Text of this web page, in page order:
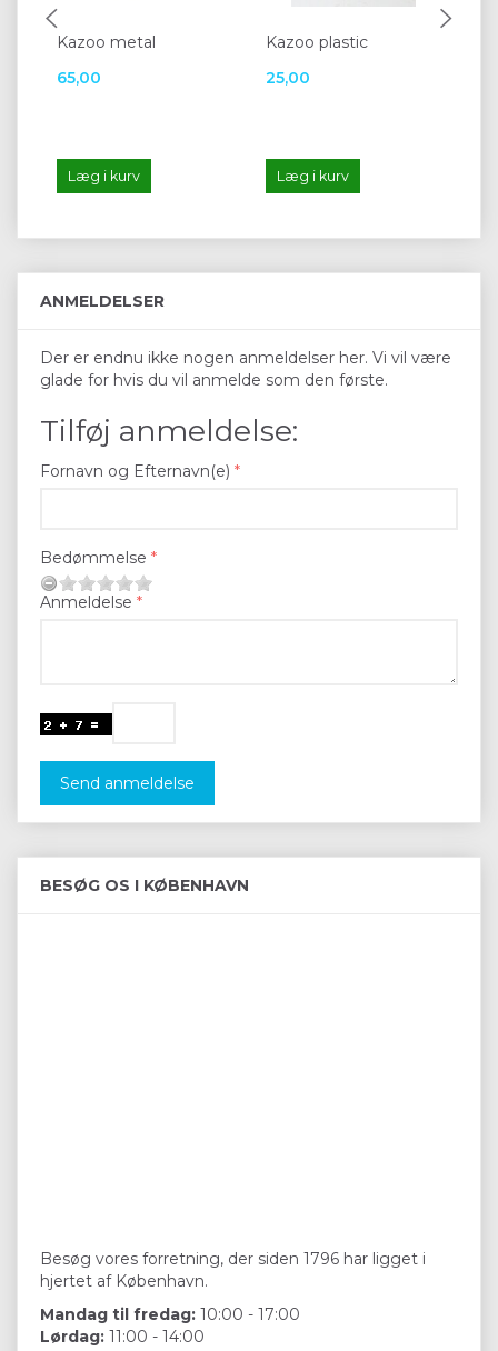
Kazoo metal
65,00
Læg i kurv
Kazoo plastic
25,00
Læg i kurv
ANMELDELSER
Der er endnu ikke nogen anmeldelser her. Vi vil være
glade for hvis du vil anmelde som den første.
Tilføj anmeldelse:
Fornavn og Efternavn(e)
Bedømmelse
Anmeldelse
Send anmeldelse
BESØG OS I KØBENHAVN
Besøg vores forretning, der siden 1796 har ligget i
hjertet af København.
Mandag til fredag: 10:00 - 17:00
Lørdag: 11:00 - 14:00